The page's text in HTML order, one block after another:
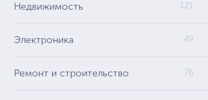
Недвижимость 121
Электроника 49
Ремонт и строительство 76